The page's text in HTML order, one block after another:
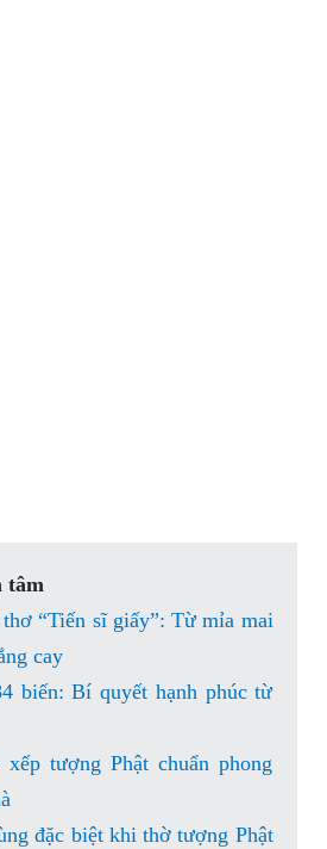
tâm
“Tiến sĩ giấy”: Từ mỉa mai
cay
biến: Bí quyết hạnh phúc từ
tượng Phật chuẩn phong
đặc biệt khi thờ tượng Phật